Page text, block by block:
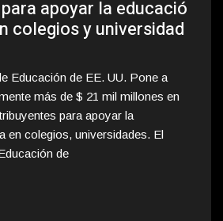
apoyar la educació
colegios y universidad
Educación de EE. UU. Pone a
más de $ 21 mil millones en
para apoyar la
en colegios, universidades. El
de